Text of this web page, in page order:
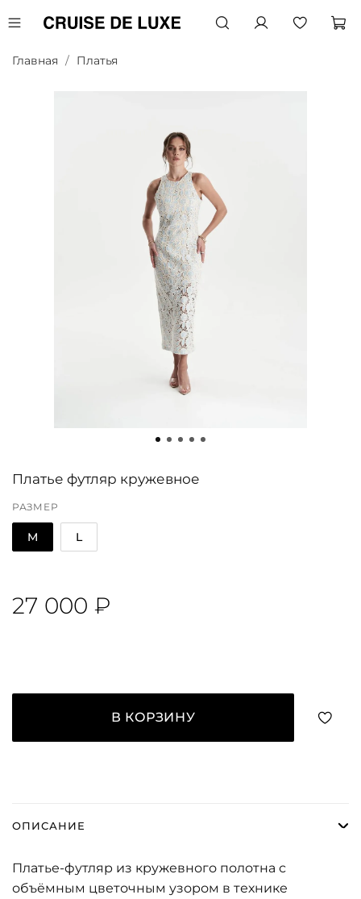
Главная Платья
Платье футляр кружевное
РАЗМЕР
M L
27 000 ₽
В КОРЗИНУ
ОПИСАНИЕ
Платье-футляр из кружевного полотна с
объёмным цветочным узором в технике